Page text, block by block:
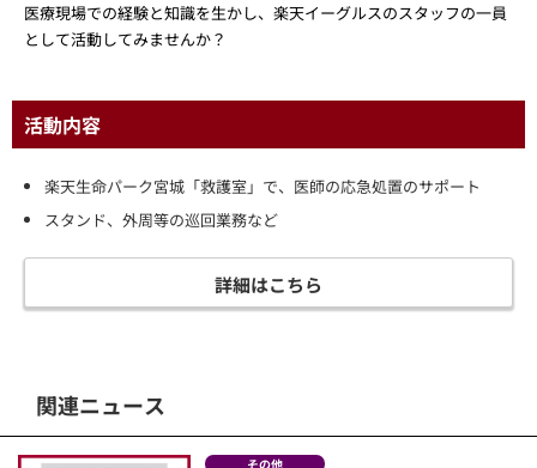
医療現場での経験と知識を生かし、楽天イーグルスのスタッフの一員
として活動してみませんか？
活動内容
楽天生命パーク宮城「救護室」で、医師の応急処置のサポート
スタンド、外周等の巡回業務など
詳細はこちら
関連ニュース
その他